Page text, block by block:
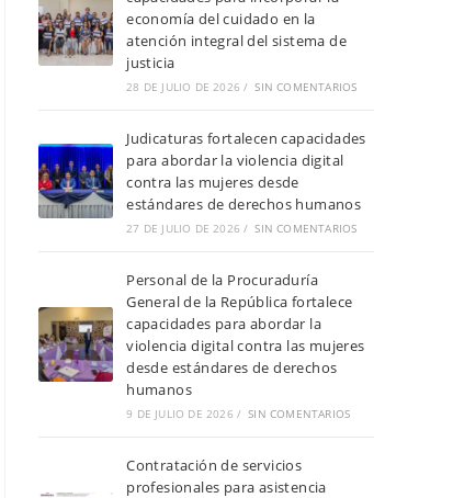
economía del cuidado en la
atención integral del sistema de
justicia
28 DE JULIO DE 2026 / SIN COMENTARIOS
Judicaturas fortalecen capacidades
para abordar la violencia digital
contra las mujeres desde
estándares de derechos humanos
27 DE JULIO DE 2026 / SIN COMENTARIOS
Personal de la Procuraduría
General de la República fortalece
capacidades para abordar la
violencia digital contra las mujeres
desde estándares de derechos
humanos
9 DE JULIO DE 2026 / SIN COMENTARIOS
Contratación de servicios
profesionales para asistencia